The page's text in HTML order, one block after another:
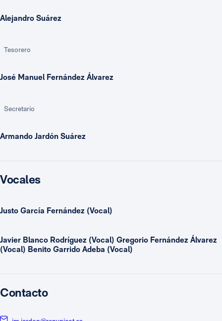
Alejandro Suárez
Tesorero
José Manuel Fernández Álvarez
Secretario
Armando Jardón Suárez
Vocales
Justo García Fernández (Vocal)
Javier Blanco Rodríguez (Vocal) Gregorio Fernández Álvarez
(Vocal) Benito Garrido Adeba (Vocal)
Contacto